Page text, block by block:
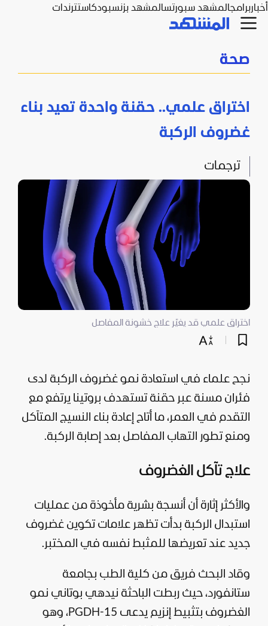
أخباربرامجالمشهد سبورتسالمشهد بزنسبودكاستترندات
صحة
اختراق علمي.. حقنة واحدة تعيد بناء
غضروف الركبة
ترجمات
اختراق علمي قد يغيّر علاج خشونة المفاصل
نجح علماء في استعادة نمو غضروف الركبة لدى
فئران مسنة عبر حقنة تستهدف بروتينا يرتفع مع
التقدم في العمر، ما أتاح إعادة بناء النسيج المتآكل
ومنع تطور التهاب المفاصل بعد إصابة الركبة.
علاج تآكل الغضروف
والأكثر إثارة أن أنسجة بشرية مأخوذة من عمليات
استبدال الركبة بدأت تظهر علامات تكوين غضروف
جديد عند تعريضها للمثبط نفسه في المختبر.
وقاد البحث فريق من كلية الطب بجامعة
ستانفورد، حيث ربطت الباحثة نيدهي بوتاني نمو
الغضروف بتثبيط إنزيم يدعى 15-PGDH، وهو